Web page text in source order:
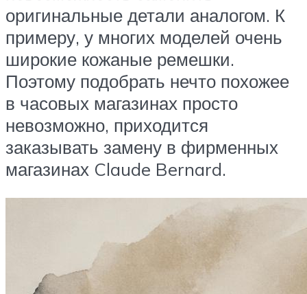
оригинальные детали аналогом. К
примеру, у многих моделей очень
широкие кожаные ремешки.
Поэтому подобрать нечто похожее
в часовых магазинах просто
невозможно, приходится
заказывать замену в фирменных
магазинах Claude Bernard.